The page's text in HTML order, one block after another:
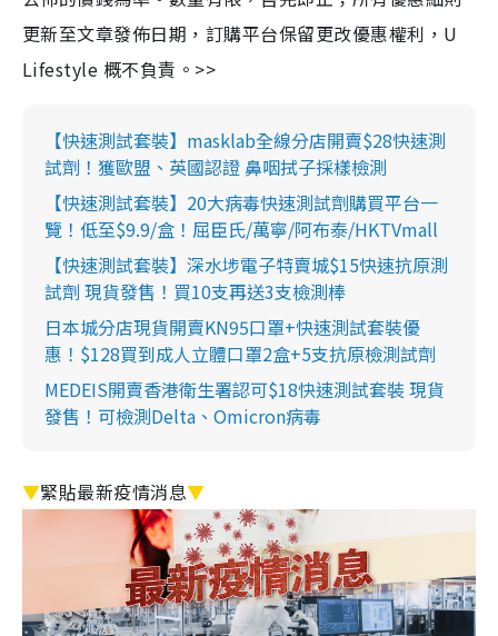
更新至文章發佈日期，訂購平台保留更改優惠權利，U
Lifestyle 概不負責。>>
【快速測試套裝】masklab全線分店開賣$28快速測
試劑！獲歐盟、英國認證 鼻咽拭子採樣檢測
【快速測試套裝】20大病毒快速測試劑購買平台一
覽！低至$9.9/盒！屈臣氏/萬寧/阿布泰/HKTVmall
【快速測試套裝】深水埗電子特賣城$15快速抗原測
試劑 現貨發售！買10支再送3支檢測棒
日本城分店現貨開賣KN95口罩+快速測試套裝優
惠！$128買到成人立體口罩2盒+5支抗原檢測試劑
MEDEIS開賣香港衛生署認可$18快速測試套裝 現貨
發售！可檢測Delta、Omicron病毒
▼緊貼最新疫情消息▼